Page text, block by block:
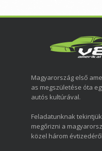
Magyarország első
as megszületése óta
autós kultúrával.
Feladatunknak
megőrizni a
közel három